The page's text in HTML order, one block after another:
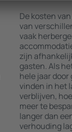
De kosten
van
vaak
zijn
gasten. Als
hele jaar
vinden in het
verblijven,
meer te
langer dan
verhouding